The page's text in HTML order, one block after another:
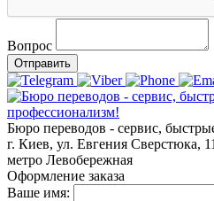
Вопрос
Отправить
Бюро переводов - сервис,
г. Киев, ул. Евгения Сверстюка,
метро Левобережная
Оформление заказа
Ваше имя: